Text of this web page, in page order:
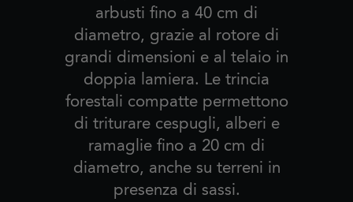
arbusti fino a 40 cm di
diametro, grazie al rotore di
grandi dimensioni e al telaio in
doppia lamiera. Le trincia
forestali compatte permettono
di triturare cespugli, alberi e
ramaglie fino a 20 cm di
diametro, anche su terreni in
presenza di sassi.